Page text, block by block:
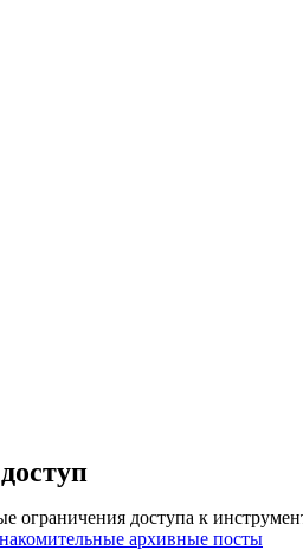
ограничения доступа к
архивные посты